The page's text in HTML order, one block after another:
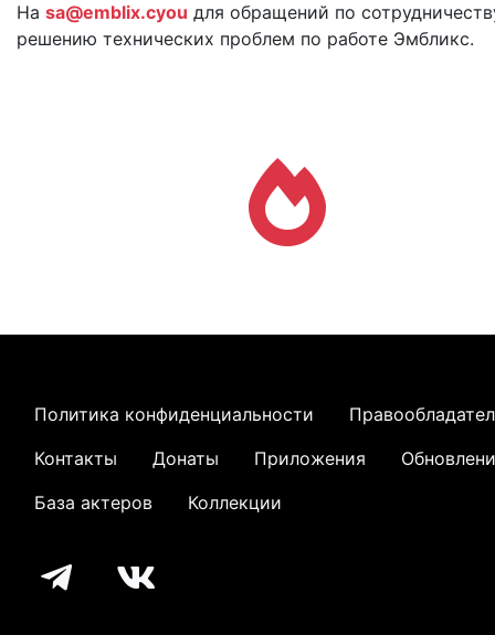
На sa@emblix.cyou для обращений по
решению технических проблем по работе Эмбликс.
Политика конфиденциальности
Контакты
Донаты Приложения
База актеров
Коллекции